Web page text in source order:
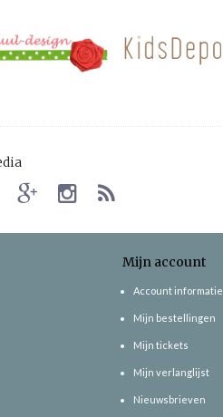
Mijn account
Account informatie
Mijn bestellingen
Mijn tickets
Mijn verlanglijst
Nieuwsbrieven